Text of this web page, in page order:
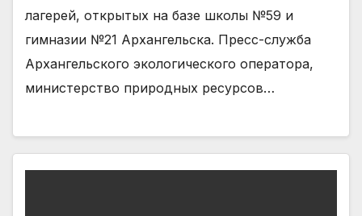
лагерей, открытых на базе школы №59 и
гимназии №21 Архангельска. Пресс-служба
Архангельского экологического оператора,
министерство природных ресурсов…